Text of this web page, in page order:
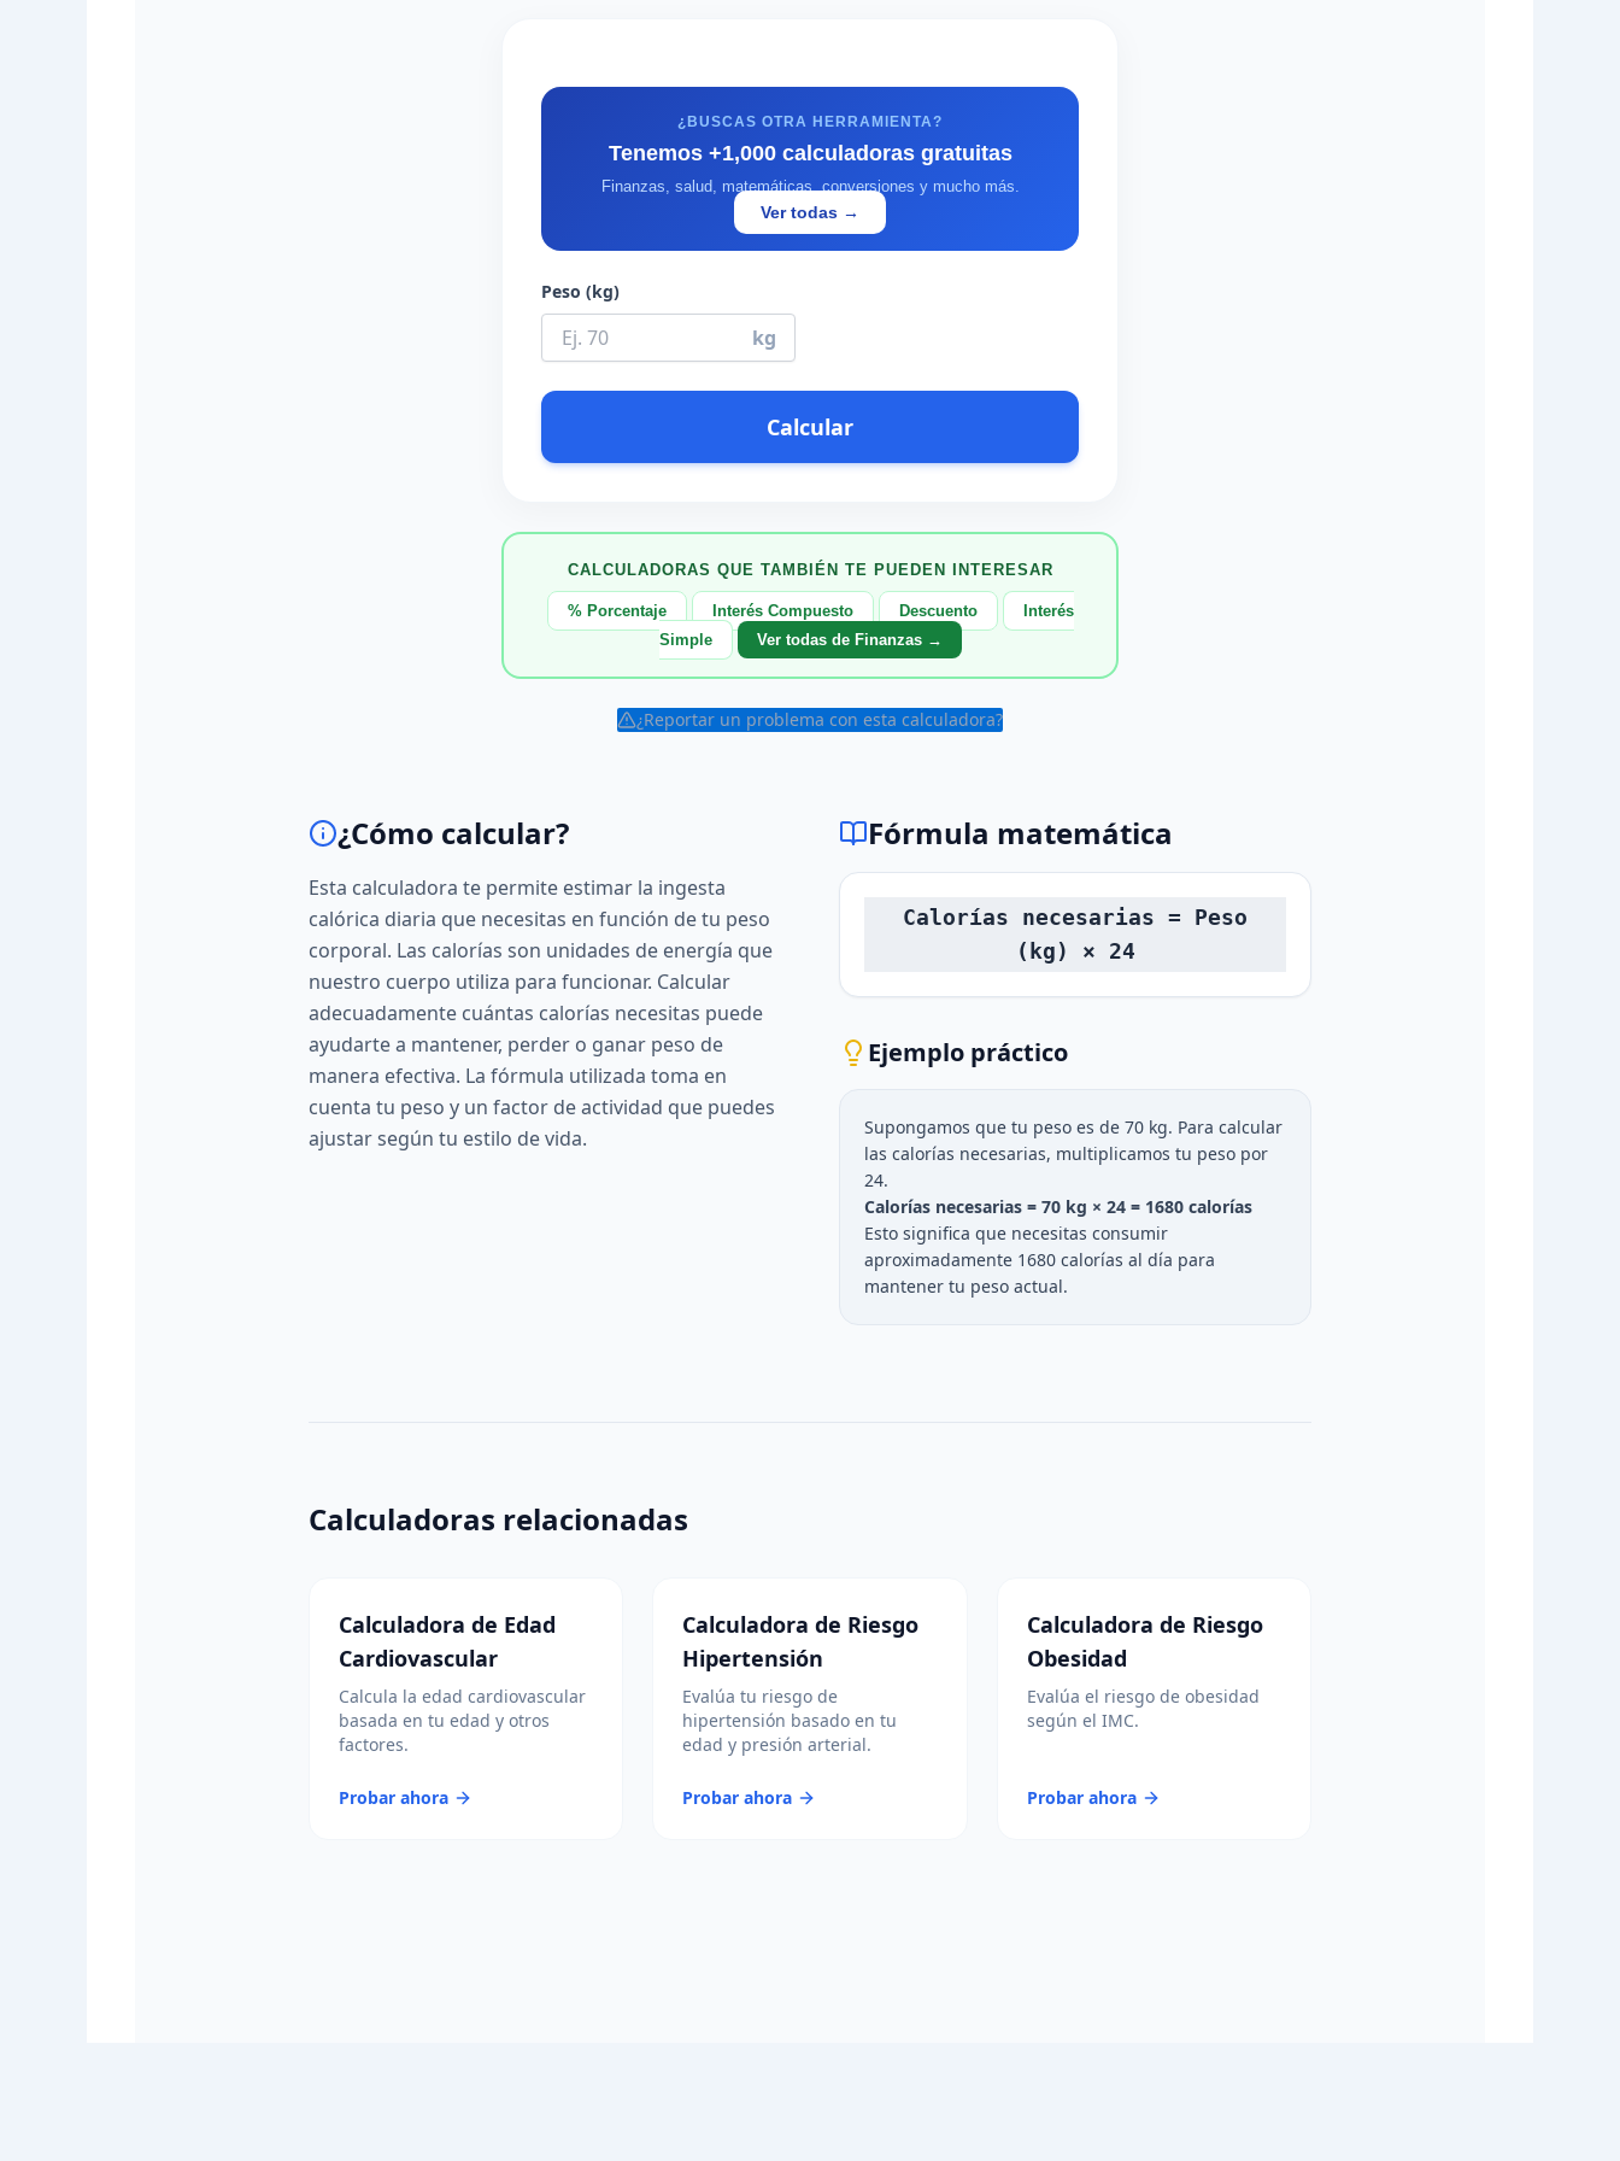
¿BUSCAS OTRA HERRAMIENTA?
Tenemos +1,000 calculadoras gratuitas
Finanzas, salud, matemáticas, conversiones y mucho más.
Ver todas →
Peso (kg)
kg
Calcular
CALCULADORAS QUE TAMBIÉN TE PUEDEN INTERESAR
% Porcentaje Interés Compuesto Descuento
Interés
Simple
Ver todas de Finanzas →
¿Reportar un problema con esta calculadora?
¿Cómo calcular?
Esta calculadora te permite estimar la ingesta
calórica diaria que necesitas en función de tu peso
corporal. Las calorías son unidades de energía que
nuestro cuerpo utiliza para funcionar. Calcular
adecuadamente cuántas calorías necesitas puede
ayudarte a mantener, perder o ganar peso de
manera efectiva. La fórmula utilizada toma en
cuenta tu peso y un factor de actividad que puedes
ajustar según tu estilo de vida.
Fórmula matemática
Calorías necesarias = Peso
(kg) × 24
Ejemplo práctico
Supongamos que tu peso es de 70 kg. Para calcular
las calorías necesarias, multiplicamos tu peso por
24.
Calorías necesarias = 70 kg × 24 = 1680 calorías
Esto significa que necesitas consumir
aproximadamente 1680 calorías al día para
mantener tu peso actual.
Calculadoras relacionadas
Calculadora de Edad
Cardiovascular
Calcula la edad cardiovascular
basada en tu edad y otros
factores.
Probar ahora
Calculadora de Riesgo
Hipertensión
Evalúa tu riesgo de
hipertensión basado en tu
edad y presión arterial.
Probar ahora
Calculadora de Riesgo
Obesidad
Evalúa el riesgo de obesidad
según el IMC.
Probar ahora